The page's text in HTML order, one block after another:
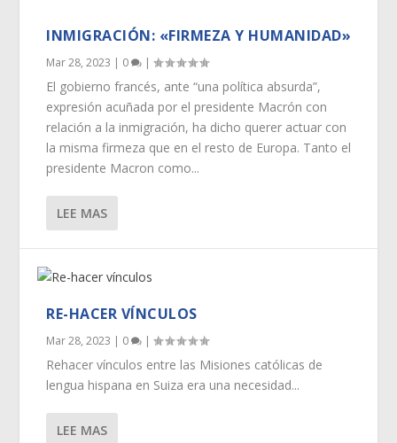
INMIGRACIÓN: «FIRMEZA Y HUMANIDAD»
Mar 28, 2023 | 0 |
El gobierno francés, ante “una política absurda”,
expresión acuñada por el presidente Macrón con
relación a la inmigración, ha dicho querer actuar con
la misma firmeza que en el resto de Europa. Tanto el
presidente Macron como...
LEE MAS
RE-HACER VÍNCULOS
Mar 28, 2023 | 0 |
Rehacer vínculos entre las Misiones católicas de
lengua hispana en Suiza era una necesidad...
LEE MAS